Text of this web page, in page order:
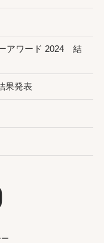
アワード 2024 結
果発表